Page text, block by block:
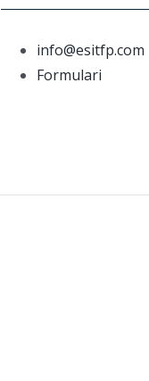
info@esitfp.com
Formulari